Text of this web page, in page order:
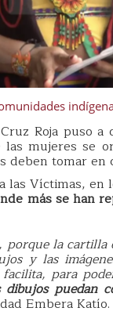
Roja puso a
mujeres se
deben tomar en
las Víctimas,
más se han
porque la
y las
para
puedan
Embera Katío.